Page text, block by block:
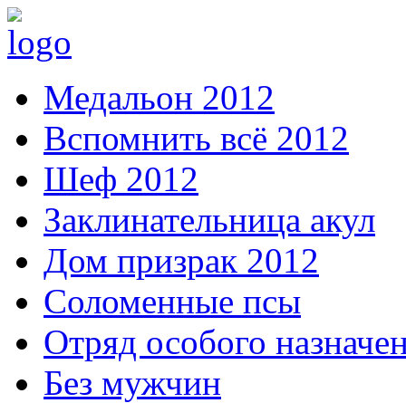
Медальон 2012
Вспомнить всё 2012
Шеф 2012
Заклинательница акул
Дом призрак 2012
Соломенные псы
Отряд особого
Без мужчин